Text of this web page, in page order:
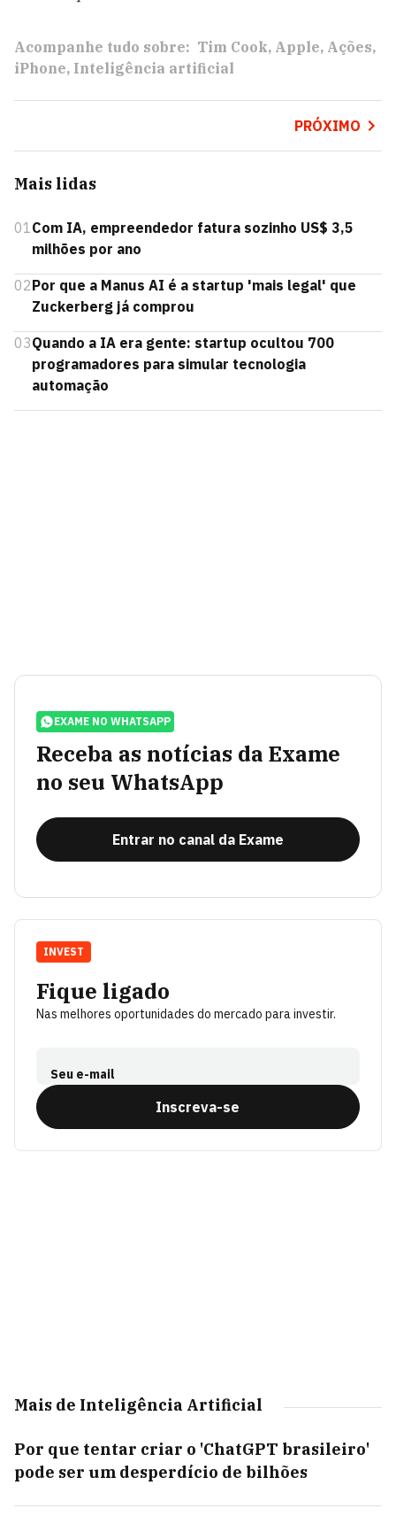
Acompanhe tudo sobre: Tim Cook Apple Ações
iPhone Inteligência artificial
PRÓXIMO
Mais lidas
01Com IA, empreendedor fatura sozinho US$ 3,5
milhões por ano
02Por que a Manus AI é a startup 'mais legal' que
Zuckerberg já comprou
03Quando a IA era gente: startup ocultou 700
programadores para simular tecnologia
automação
EXAME NO WHATSAPP
Receba as notícias da Exame
no seu WhatsApp
Entrar no canal da Exame
Fique ligado
Nas melhores oportunidades do mercado para investir.
Seu e-mail
Inscreva-se
INVEST
Mais de Inteligência Artificial
Por que tentar criar o 'ChatGPT brasileiro'
pode ser um desperdício de bilhões